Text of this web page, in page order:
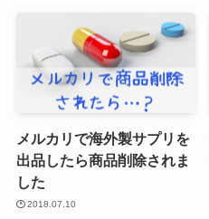
メルカリで海外製サプリを
出品したら商品削除されま
した
2018.07.10